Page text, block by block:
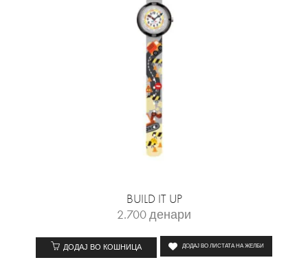
BUILD IT UP
2.700денари
ДОДАЈ ВО КОШНИЦА ДОДАЈ ВО ЛИСТАТА НА ЖЕЛБИ